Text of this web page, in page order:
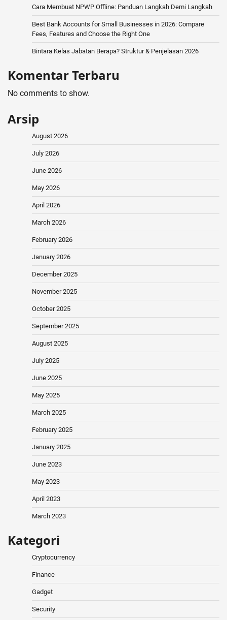
Cara Membuat NPWP Offline: Panduan Langkah Demi Langkah
Best Bank Accounts for Small Businesses in 2026: Compare
Fees, Features and Choose the Right One
Bintara Kelas Jabatan Berapa? Struktur & Penjelasan 2026
Komentar Terbaru
No comments to show.
Arsip
August 2026
July 2026
June 2026
May 2026
April 2026
March 2026
February 2026
January 2026
December 2025
November 2025
October 2025
September 2025
August 2025
July 2025
June 2025
May 2025
March 2025
February 2025
January 2025
June 2023
May 2023
April 2023
March 2023
Kategori
Cryptocurrency
Finance
Gadget
Security